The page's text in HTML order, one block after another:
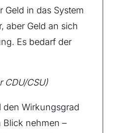
Geld in das System
aber Geld an sich
Es bedarf der
CDU/CSU)
den Wirkungsgrad
Blick nehmen –